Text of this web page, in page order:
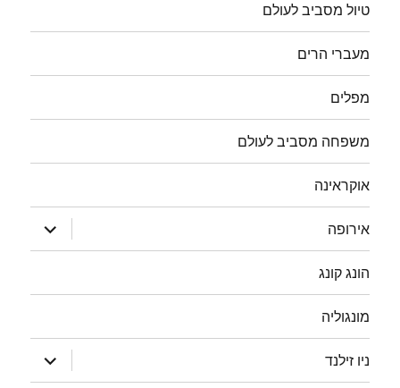
טיול מסביב לעולם
מעברי הרים
מפלים
משפחה מסביב לעולם
אוקראינה
אירופה
הצג
תפריט
הונג קונג
מונגוליה
ניו זילנד
הצג
תפריט